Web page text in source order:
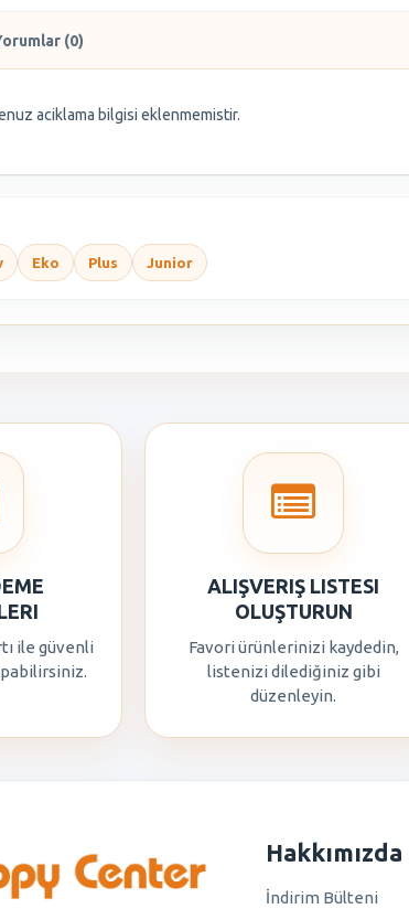
(0)
aciklama bilgisi eklenmemistir.
Eko Plus Junior
ile güvenli
ALIŞVERIŞ LISTESI
OLUŞTURUN
Favori ürünlerinizi kaydedin,
listenizi dilediğiniz gibi
düzenleyin.
Hakkımızda
İndirim Bülteni